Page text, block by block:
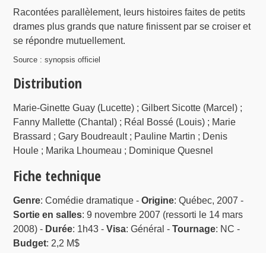
Racontées parallèlement, leurs histoires faites de petits
drames plus grands que nature finissent par se croiser et
se répondre mutuellement.
Source : synopsis officiel
Distribution
Marie-Ginette Guay (Lucette) ; Gilbert Sicotte (Marcel) ;
Fanny Mallette (Chantal) ; Réal Bossé (Louis) ; Marie
Brassard ; Gary Boudreault ; Pauline Martin ; Denis
Houle ; Marika Lhoumeau ; Dominique Quesnel
Fiche technique
Genre: Comédie dramatique -Origine: Québec, 2007 -
Sortie en salles: 9 novembre 2007 (ressorti le 14 mars
2008) - Durée: 1h43 -Visa: Général -Tournage: NC -
Budget: 2,2 M$